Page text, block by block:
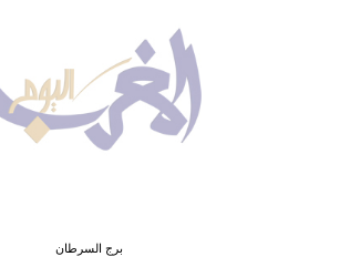
برج السرطان